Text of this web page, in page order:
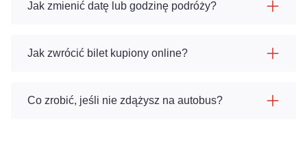
Jak zmienić datę lub godzinę podróży?
Jak zwrócić bilet kupiony online?
Co zrobić, jeśli nie zdążysz na autobus?